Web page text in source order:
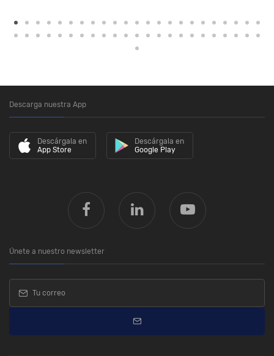
Descarga nuestra App
Descárgala en
App Store
Descárgala en
Google Play
Únete a nuestro newsletter